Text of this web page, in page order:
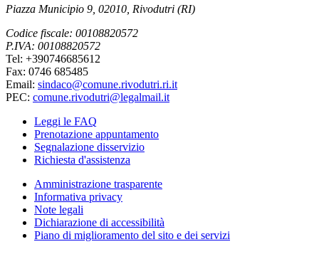
Piazza Municipio 9, 02010, Rivodutri (RI)
Codice fiscale: 00108820572
P.IVA: 00108820572
Tel: +390746685612
Fax: 0746 685485
Email: sindaco@comune.rivodutri.ri.it
PEC: comune.rivodutri@legalmail.it
Leggi le FAQ
Prenotazione appuntamento
Segnalazione disservizio
Richiesta d'assistenza
Amministrazione trasparente
Informativa privacy
Note legali
Dichiarazione di accessibilità
Piano di miglioramento del sito e dei servizi